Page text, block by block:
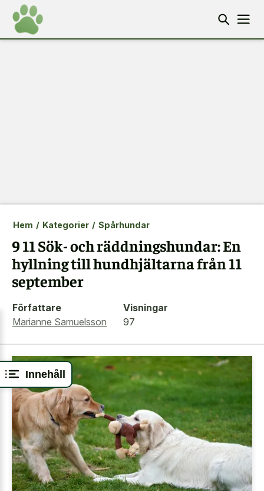
Innehåll
Hem / Kategorier / Spårhundar
9 11 Sök- och räddningshundar: En
hyllning till hundhjältarna från 11
september
Författare
Marianne Samuelsson
Visningar
97